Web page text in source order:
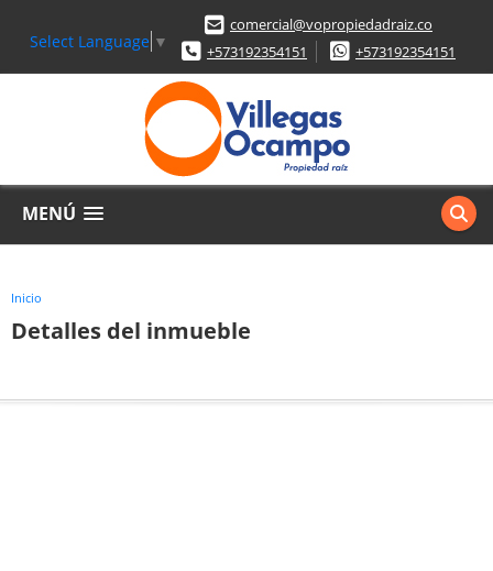
Select Language ▼
comercial@vopropiedadraiz.co
+573192354151
+573192354151
MENÚ
Inicio
Detalles del inmueble